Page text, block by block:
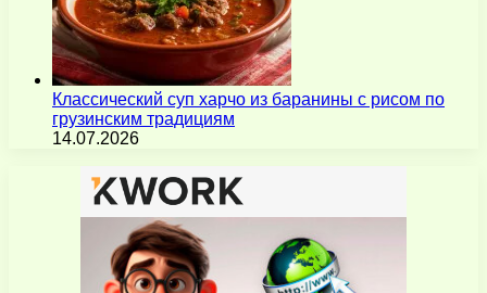
Классический суп харчо из баранины с рисом по
грузинским традициям
14.07.2026